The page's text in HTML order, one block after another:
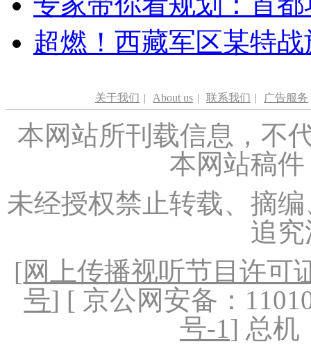
超燃！西藏军区某特
关于我们 | About us | 联系我们 | 广告服务
本网站所刊载信息，不
本网站稿
未经授权禁止转载、摘
追
[网上传播视听节目许可
号] [ 京公网安备：
号-1] 总机